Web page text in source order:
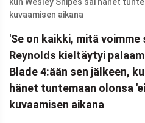
'Se on kaikki, mitä voimme
Reynolds kieltäytyi
Blade 4:ään sen jälkeen,
hänet tuntemaan olonsa
kuvaamisen aikana